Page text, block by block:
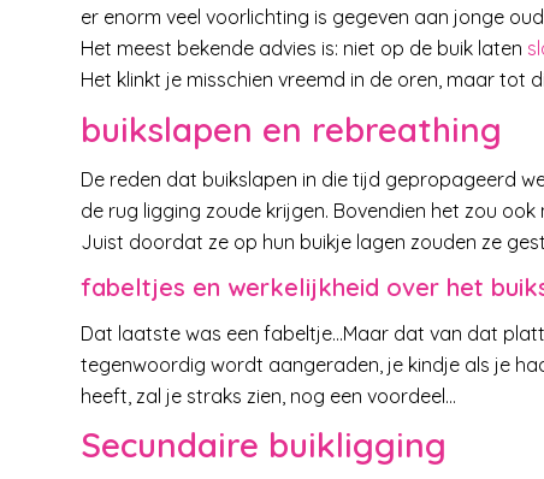
er enorm veel voorlichting is gegeven aan jonge
Het meest bekende advies is: niet op de buik laten
Het klinkt je misschien vreemd in de oren, maar tot
buikslapen en rebreathing
De reden dat buikslapen in die tijd gepropageerd
de rug ligging zoude krijgen. Bovendien het zou
Juist doordat ze op hun buikje lagen zouden ze
fabeltjes en werkelijkheid over het
Dat laatste was een fabeltje…Maar dat van dat
tegenwoordig wordt aangeraden, je kindje als je
heeft, zal je straks zien, nog een voordeel…
Secundaire buikligging